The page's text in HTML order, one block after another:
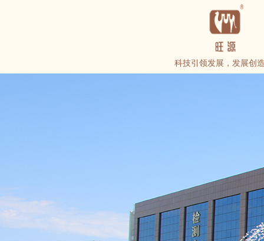
科技引领发展，发展创